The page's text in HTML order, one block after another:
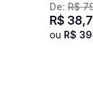
De:R$
R$ 38,
ou R$ 39